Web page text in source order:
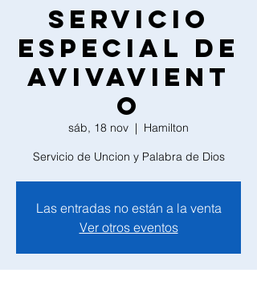
Servicio
Especial de
Avivavient
o
sáb, 18 nov
  |
Hamilton
Servicio de Uncion y Palabra de Dios
Las entradas no están a la venta
Ver otros eventos